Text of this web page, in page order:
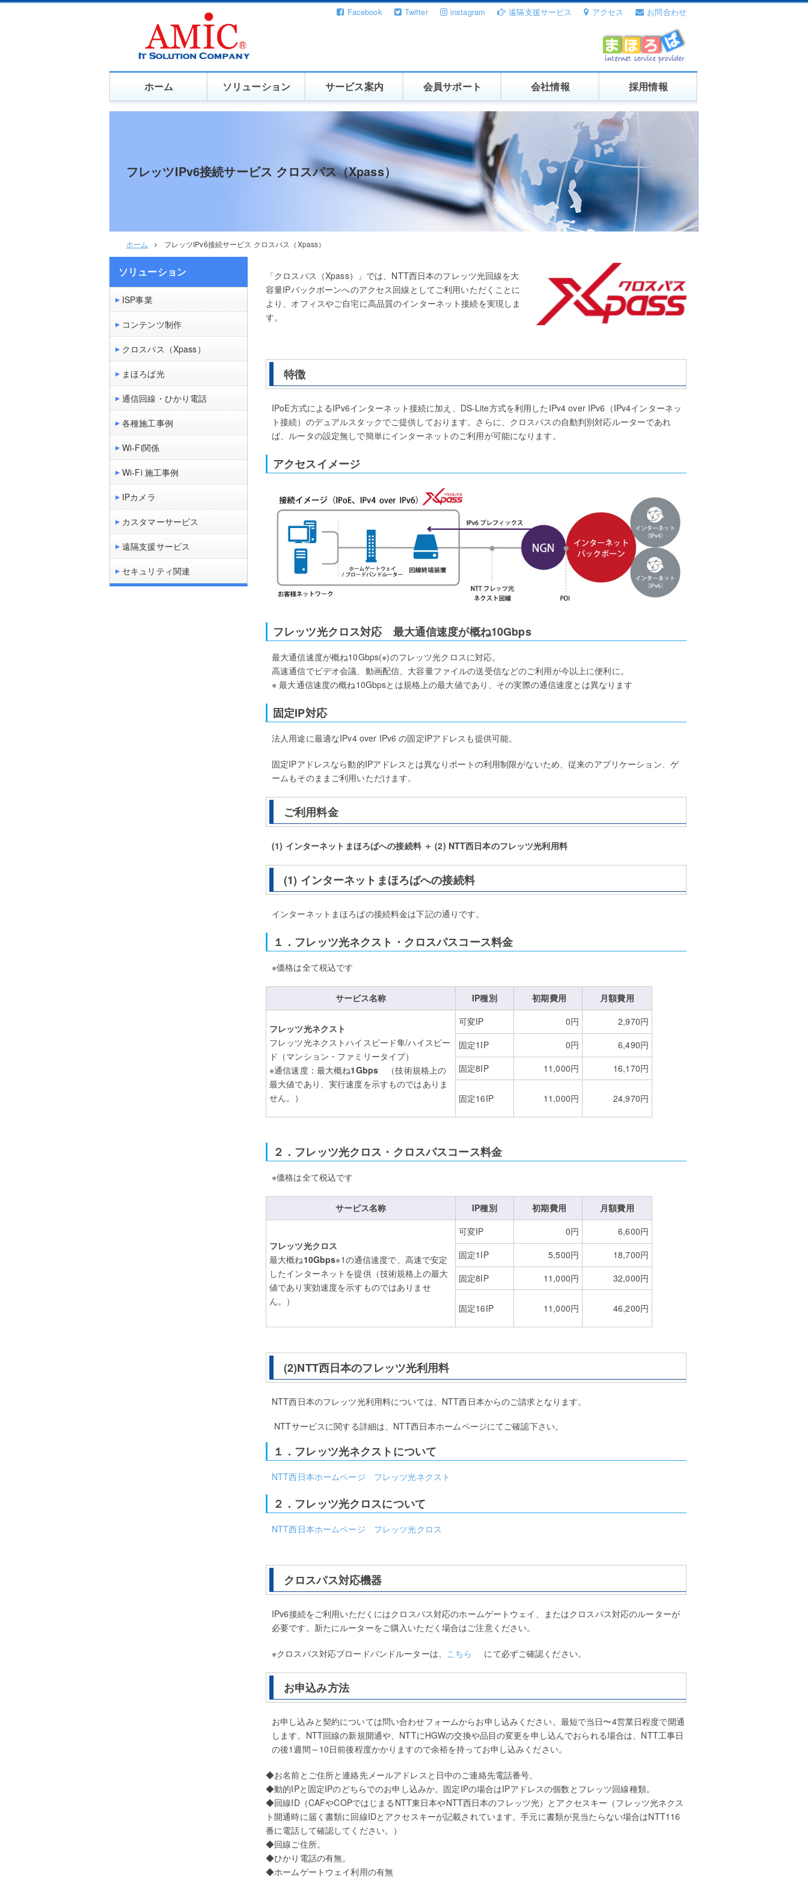
Facebook Twitter instagram 遠隔支援サービス アクセス お問合わせ
ホーム ソリューション サービス案内 会員サポート 会社情報 採用情報
フレッツIPv6接続サービス クロスパス（Xpass）
ホーム フレッツIPv6接続サービス クロスパス（Xpass）
「クロスパス（Xpass）」では、NTT西日本のフレッツ光回線を大
容量IPバックボーンへのアクセス回線としてご利用いただくことに
より、オフィスやご自宅に高品質のインターネット接続を実現しま
す。
特徴
IPoE方式によるIPv6インターネット接続に加え、DS-Lite方式を利用したIPv4 over IPv6（IPv4インターネッ
ト接続）のデュアルスタックでご提供しております。さらに、クロスパスの自動判別対応ルーターであれ
ば、ルータの設定無しで簡単にインターネットのご利用が可能になります。
アクセスイメージ
フレッツ光クロス対応 最大通信速度が概ね10Gbps
最大通信速度が概ね10Gbps(※)のフレッツ光クロスに対応。
高速通信でビデオ会議、動画配信、大容量ファイルの送受信などのご利用が今以上に便利に。
※ 最大通信速度の概ね10Gbpsとは規格上の最大値であり、その実際の通信速度とは異なります
固定IP対応
法人用途に最適なIPv4 over IPv6 の固定IPアドレスも提供可能。
固定IPアドレスなら動的IPアドレスとは異なりポートの利用制限がないため、従来のアプリケーション、ゲ
ームもそのままご利用いただけます。
ご利用料金
(1) インターネットまほろばへの接続料 ＋ (2) NTT西日本のフレッツ光利用料
(1) インターネットまほろばへの接続料
インターネットまほろばの接続料金は下記の通りです。
１．フレッツ光ネクスト・クロスパスコース料金
※価格は全て税込です
サービス名称 IP種別 初期費用 月額費用
フレッツ光ネクスト
フレッツ光ネクストハイスピード隼/ハイスピー
ド（マンション・ファミリータイプ）
※通信速度：最大概ね1Gbps （技術規格上の
最大値であり、実行速度を示すものではありま
せん。）
可変IP 0円
2,970円
固定1IP
0円
6,490円
固定8IP
11,000円 16,170円
固定16IP 11,000円 24,970円
２．フレッツ光クロス・クロスパスコース料金
※価格は全て税込です
サービス名称 IP種別 初期費用 月額費用
フレッツ光クロス
最大概ね10Gbps※1の通信速度で、高速で安定
したインターネットを提供（技術規格上の最大
値であり実効速度を示すものではありませ
ん。）
可変IP 0円 6,600円
固定1IP
5,500円
18,700円
固定8IP
11,000円 32,000円
固定16IP 11,000円 46,200円
(2)NTT西日本のフレッツ光利用料
NTT西日本のフレッツ光利用料については、NTT西日本からのご請求となります。
NTTサービスに関する詳細は、NTT西日本ホームページにてご確認下さい。
１．フレッツ光ネクストについて
NTT西日本ホームページ フレッツ光ネクスト
２．フレッツ光クロスについて
NTT西日本ホームページ フレッツ光クロス
クロスパス対応機器
IPv6接続をご利用いただくにはクロスパス対応のホームゲートウェイ、またはクロスパス対応のルーターが
必要です。新たにルーターをご購入いただく場合はご注意ください。
※クロスパス対応ブロードバンドルーターは、 こちら にて必ずご確認ください。
お申込み方法
お申し込みと契約については問い合わせフォームからお申し込みください。最短で当日〜4営業日程度で開通
します。NTT回線の新規開通や、NTTにHGWの交換や品目の変更を申し込んでおられる場合は、NTT工事日
の後1週間～10日前後程度かかりますので余裕を持ってお申し込みください。
◆お名前とご住所と連絡先メールアドレスと日中のご連絡先電話番号。
◆動的IPと固定IPのどちらでのお申し込みか。固定IPの場合はIPアドレスの個数とフレッツ回線種類。
◆回線ID（CAFやCOPではじまるNTT東日本やNTT西日本のフレッツ光）とアクセスキー（フレッツ光ネクス
ト開通時に届く書類に回線IDとアクセスキーが記載されています。手元に書類が見当たらない場合はNTT116
番に電話して確認してください。）
◆回線ご住所。
◆ひかり電話の有無。
◆ホームゲートウェイ利用の有無
ソリューション
ISP事業
コンテンツ制作
クロスパス（Xpass）
まほろば光
通信回線・ひかり電話
各種施工事例
Wi-Fi関係
Wi-Fi 施工事例
IPカメラ
カスタマーサービス
遠隔支援サービス
セキュリティ関連